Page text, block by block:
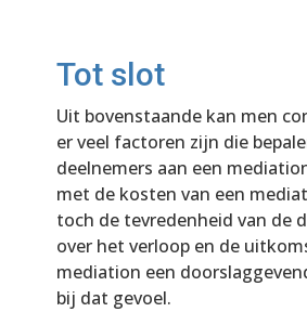
Tot slot
Uit bovenstaande kan men
er veel factoren zijn die
deelnemers aan een
met de kosten van een
toch de tevredenheid van de
over het verloop en de
mediation een
bij dat gevoel.